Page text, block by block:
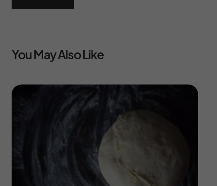
You May Also Like